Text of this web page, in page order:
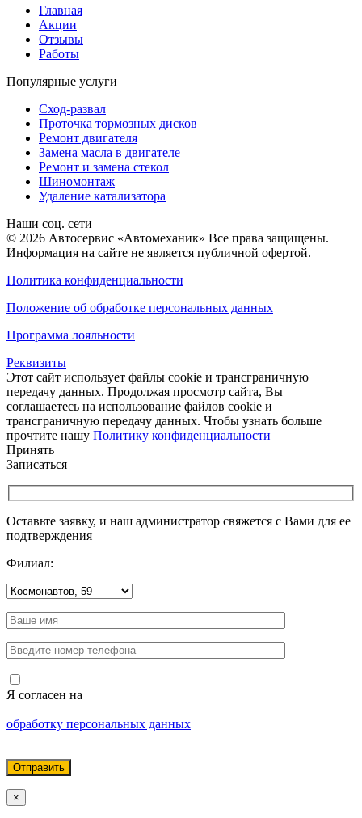
Главная
Акции
Отзывы
Работы
Популярные услуги
Сход-развал
Проточка тормозных дисков
Ремонт двигателя
Замена масла в двигателе
Ремонт и замена стекол
Шиномонтаж
Удаление катализатора
Наши соц. сети
© 2026 Автосервис «Автомеханик» Все права защищены.
Информация на сайте не является публичной офертой.
Политика конфиденциальности
Положение об обработке персональных данных
Программа лояльности
Реквизиты
Этот сайт использует файлы cookie и трансграничную
передачу данных. Продолжая просмотр сайта, Вы
соглашаетесь на использование файлов cookie и
трансграничную передачу данных. Чтобы узнать больше
прочтите нашу Политику конфиденциальности
Принять
Записаться
Оставьте заявку, и наш администратор свяжется с Вами для ее
подтверждения
Филиал:
Я согласен на
обработку персональных данных
×